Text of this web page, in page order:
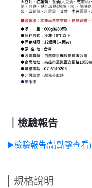
｜檢驗報告
▶️檢驗報告(請點擊查看)
規格說明